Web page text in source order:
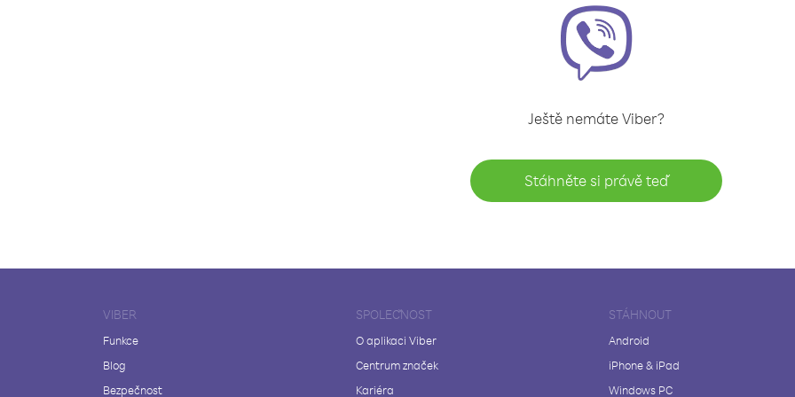
Ještě nemáte Viber?
Stáhněte si právě teď
VIBER
Funkce
Blog
Bezpečnost
SPOLEČNOST
O aplikaci Viber
Centrum značek
Kariéra
STÁHNOUT
Android
iPhone & iPad
Windows PC